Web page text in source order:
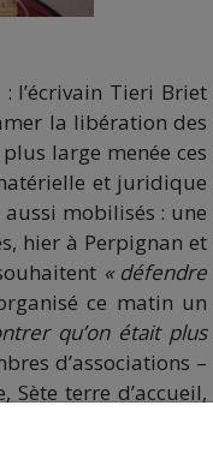
l’écrivain Tieri Briet
la libération des
large menée ces
et juridique
mobilisés : une
hier à Perpignan et
« défendre
ce matin un
qu’on était plus
d’associations –
terre d’accueil,
vie de la vingtaine